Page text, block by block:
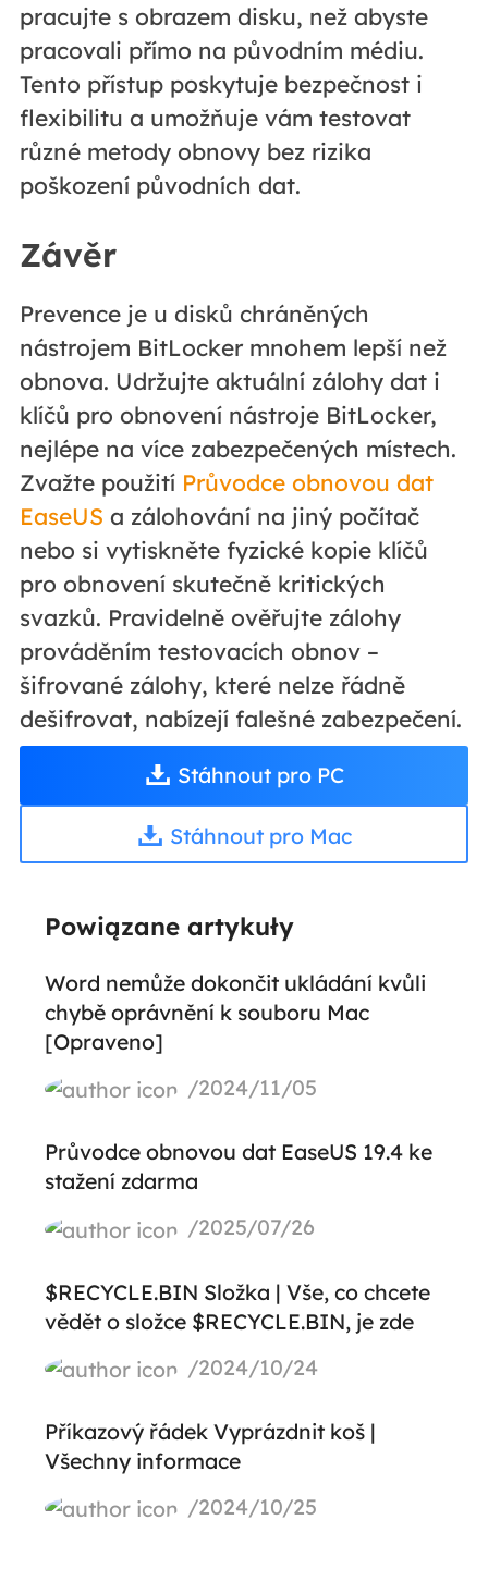
pracujte s obrazem disku, než abyste
pracovali přímo na původním médiu.
Tento přístup poskytuje bezpečnost i
flexibilitu a umožňuje vám testovat
různé metody obnovy bez rizika
poškození původních dat.
Závěr
Prevence je u disků chráněných
nástrojem BitLocker mnohem lepší než
obnova. Udržujte aktuální zálohy dat i
klíčů pro obnovení nástroje BitLocker,
nejlépe na více zabezpečených místech.
Zvažte použití Průvodce obnovou dat
EaseUS a zálohování na jiný počítač
nebo si vytiskněte fyzické kopie klíčů
pro obnovení skutečně kritických
svazků. Pravidelně ověřujte zálohy
prováděním testovacích obnov –
šifrované zálohy, které nelze řádně
dešifrovat, nabízejí falešné zabezpečení.
Stáhnout pro PC
Stáhnout pro Mac
Powiązane artykuły
Word nemůže dokončit ukládání kvůli
chybě oprávnění k souboru Mac
[Opraveno]
/2024/11/05
Průvodce obnovou dat EaseUS 19.4 ke
stažení zdarma
/2025/07/26
$RECYCLE.BIN Složka | Vše, co chcete
vědět o složce $RECYCLE.BIN, je zde
/2024/10/24
Příkazový řádek Vyprázdnit koš |
Všechny informace
/2024/10/25